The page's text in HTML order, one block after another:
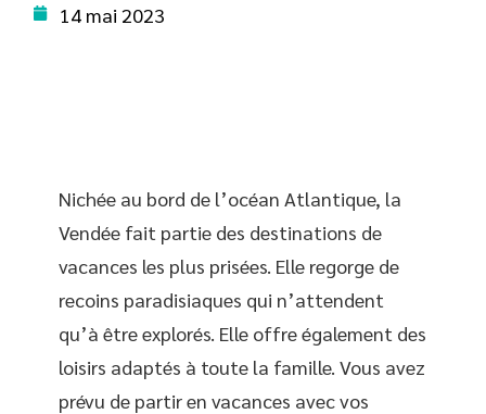
14 mai 2023
Nichée au bord de l’océan Atlantique, la
Vendée fait partie des destinations de
vacances les plus prisées. Elle regorge de
recoins paradisiaques qui n’attendent
qu’à être explorés. Elle offre également des
loisirs adaptés à toute la famille. Vous avez
prévu de partir en vacances avec vos